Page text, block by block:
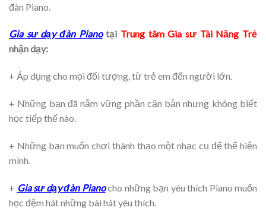
đàn Piano.
Gia sư dạy đàn Pianotại Trung tâm Gia sư Tài Năng Trẻ
nhận dạy:
+ Áp dụng cho mọi đối tượng, từ trẻ em đến người lớn.
+ Những bạn đã nắm vững phần căn bản nhưng không biết
học tiếp thế nào.
+ Những bạn muốn chơi thành thạo một nhạc cụ để thể hiện
mình.
+ Gia sư dạy đàn Pianocho những bạn yêu thích Piano muốn
học đệm hát những bài hát yêu thích.